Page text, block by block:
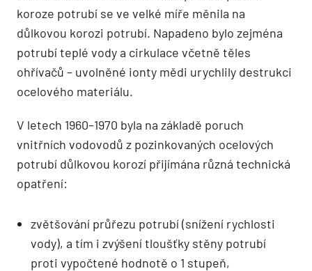
koroze potrubí se ve velké míře měnila na
důlkovou korozi potrubí. Napadeno bylo zejména
potrubí teplé vody a cirkulace včetně těles
ohřívačů – uvolněné ionty mědi urychlily destrukci
ocelového materiálu.
V letech 1960–1970 byla na základě poruch
vnitřních vodovodů z pozinkovaných ocelových
potrubí důlkovou korozí přijímána různá technická
opatření:
zvětšování průřezu potrubí (snížení rychlos­ti
vody), a tím i zvýšení tloušťky stěny po­trubí
proti vypočtené hodnotě o 1 stupeň,